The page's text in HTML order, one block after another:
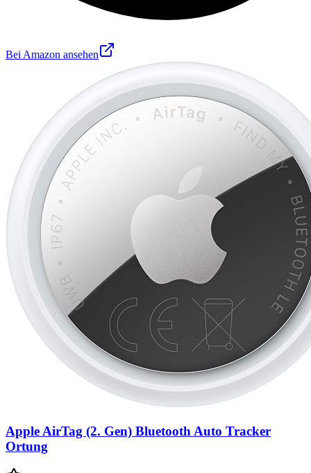
Bei Amazon ansehen
Apple AirTag (2. Gen) Bluetooth Auto Tracker
Ortung